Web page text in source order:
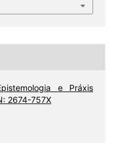
e Práxis
2674-757X